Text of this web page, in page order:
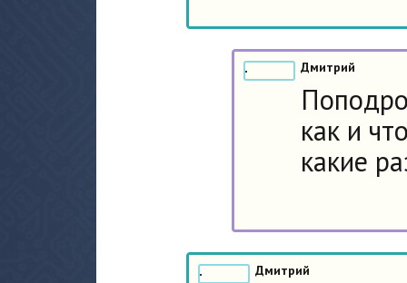
Дмитрий
как и
какие
Дмитрий